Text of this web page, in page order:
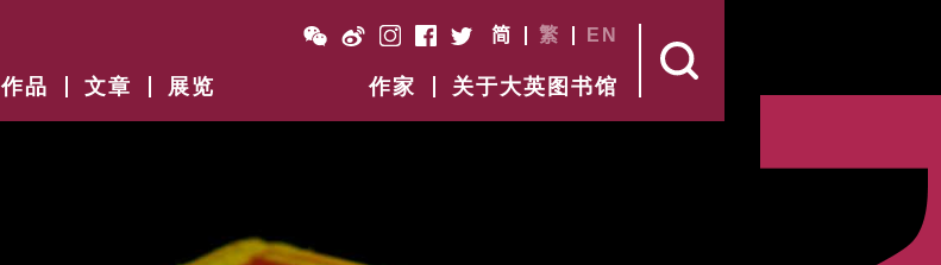
作品 文章 展览
简 繁 EN
作家 关于大英图书馆